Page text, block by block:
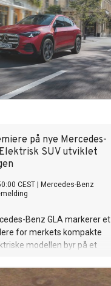
forstyrrelse av
mener han.
på nye Mercedes-
SUV utviklet
CEST
Mercedes-Benz
Benz GLA markerer et
for merkets kompakte
modellen byr på et
digitale tjenester – og
med lang rekkevidde og